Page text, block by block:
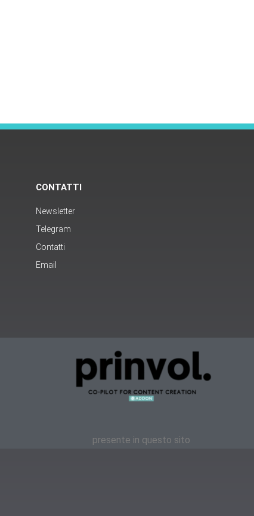
CONTATTI
Newsletter
Telegram
Contatti
Email
presente in questo sito